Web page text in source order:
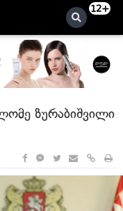
12+
ზურაბიშვილი